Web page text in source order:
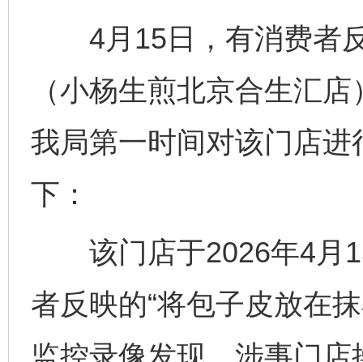
4月15日，有消费者反
（小杨生煎北京合生汇
我局第一时间对该门店
下：
该门店于2026年4月
者反映的“将包子皮放在